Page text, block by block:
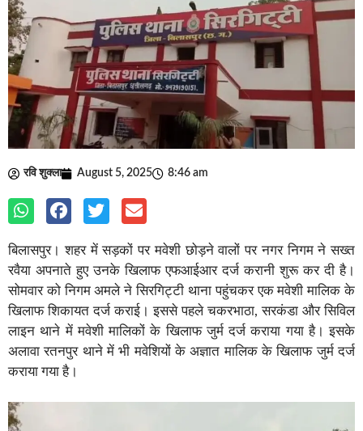
रवि शुक्ला August 5, 2025 8:46 am
बिलासपुर। शहर में सड़कों पर मवेशी छोड़ने वालों पर नगर निगम ने सख्त
रवैया अपनाते हुए उनके खिलाफ एफआईआर दर्ज करानी शुरू कर दी है।
सोमवार को निगम अमले ने सिरगिट्टी थाना पहुंचकर एक मवेशी मालिक के
खिलाफ शिकायत दर्ज कराई। इससे पहले चकरभाठा, सरकंडा और सिविल
लाइन थाने में मवेशी मालिकों के खिलाफ जुर्म दर्ज कराया गया है। इसके
अलावा रतनपुर थाने में भी मवेशियों के अज्ञात मालिक के खिलाफ जुर्म दर्ज
कराया गया है।